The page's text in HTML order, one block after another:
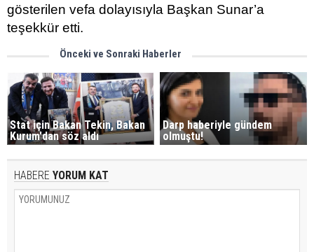
gösterilen vefa dolayısıyla Başkan Sunar’a
teşekkür etti.
Önceki ve Sonraki Haberler
Stat için Bakan Tekin, Bakan
Kurum'dan söz aldı
Darp haberiyle gündem
olmuştu!
HABERE YORUM KAT